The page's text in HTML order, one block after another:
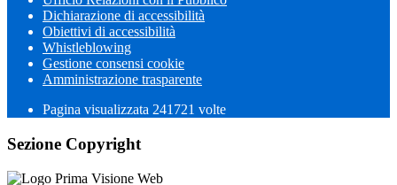
Dichiarazione di accessibilità
Obiettivi di accessibilità
Whistleblowing
Gestione consensi cookie
Amministrazione trasparente
Pagina visualizzata 241721 volte
Sezione Copyright